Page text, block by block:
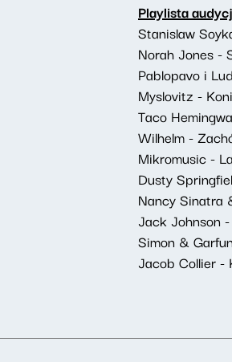
Playlista
Stanislaw
Norah Jones -
Pablopavo i
Myslovitz -
Taco
Wilhelm -
Mikromusic -
Dusty
Nancy Sinatra
Jack Johnson
Simon &
Jacob Collier -